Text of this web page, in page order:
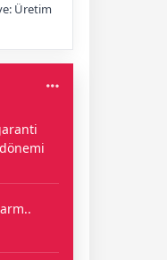
Üretim